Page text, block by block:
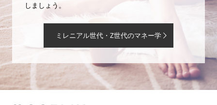
しましょう。
ミレニアル世代・Z世代のマネー学